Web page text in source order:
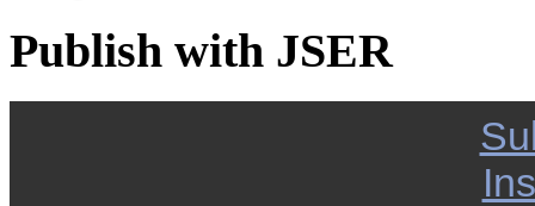
Publish with JSER